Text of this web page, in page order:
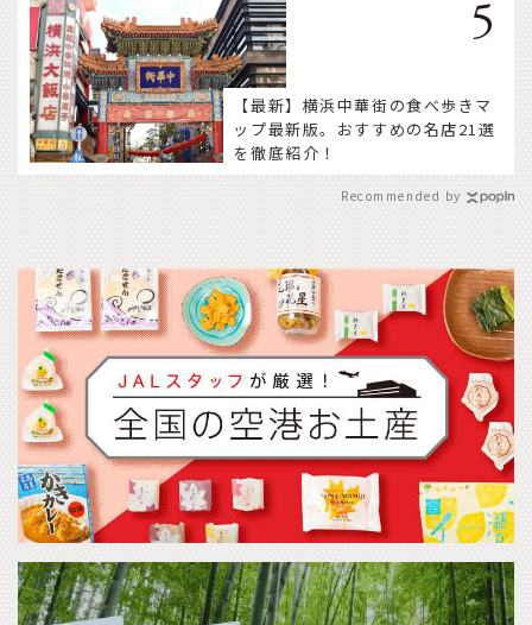
【最新】横浜中華街の食べ歩きマ
ップ最新版。おすすめの名店21選
を徹底紹介！
Recommended by